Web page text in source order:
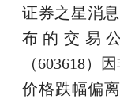
证券之星消
布的交易
（603618）
价格跌幅偏